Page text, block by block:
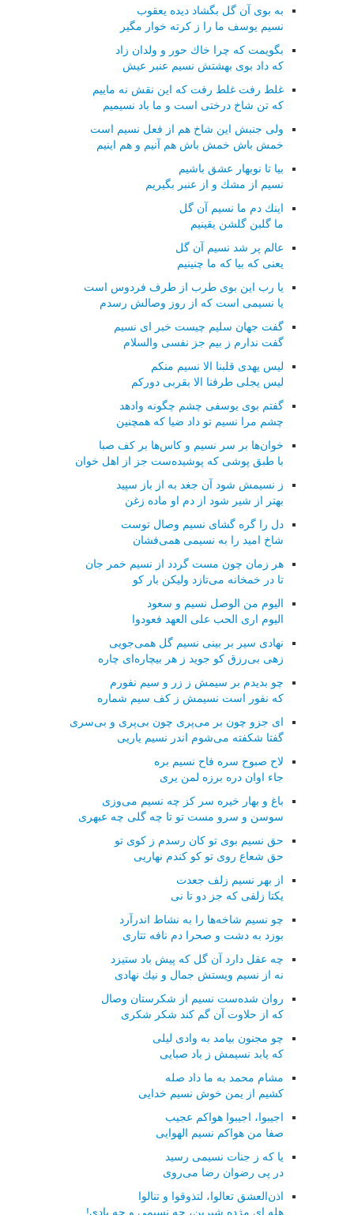
به بوی آن گل بگشاد دیده یعقوب
نسیم یوسف ما را ز كرته خوار مگیر
بگویمت كه چرا خاك حور و ولدان زاد
كه داد بوی بهشتش نسیم عنبر عیش
غلط رفت غلط رفت كه این نقش نه ماییم
كه تن شاخ درختی است و ما باد نسیمیم
ولی جنبش این شاخ هم از فعل نسیم است
خمش باش خمش باش هم آنیم و هم اینیم
بیا تا نوبهار عشق باشیم
نسیم از مشك و از عنبر بگیریم
اینك دم ما نسیم آن گل
ما گلبن گلشن یقینیم
عالم پر شد نسیم آن گل
یعنی كه بیا كه ما چنینیم
یا رب این بوی طرب از طرف فردوس است
یا نسیمی است كه از روز وصالش رسدم
گفت جهان سلیم چیست خبر ای نسیم
گفت ندارم ز بیم جز نفسی والسلام
لیس یهدی قلبنا الا نسیم منكم
لیس یجلی طرفنا الا بقربی دوركم
گفتم بوی یوسفی چشم چگونه وادهد
چشم مرا نسیم تو داد ضیا كه همچنین
خوان‌ها بر سر نسیم و كاس‌ها بر كف صبا
با طبق پوشی كه پوشیده‌ست جز از اهل خوان
ز نسیمش شود آن جغد به از باز سپید
بهتر از شیر شود از دم او ماده زغن
دل را گره گشای نسیم وصال توست
شاخ امید را به نسیمی همی‌فشان
هر زمان چون مست گردد از نسیم خمر جان
تا در خمخانه می‌تازد ولیكن بار كو
الیوم من الوصل نسیم و سعود
الیوم اری الحب علی العهد فعودوا
نهادی سیر بر بینی نسیم گل همی‌جویی
زهی بی‌رزق كو جوید ز هر بیچاره‌ای چاره
چو بدیدم بر سیمش ز زر و سیم نفورم
كه نفور است نسیمش ز كف سیم شماره
ای جزو چون بر می‌پری چون بی‌پری و بی‌سری
گفتا شكفته می‌شوم اندر نسیم یاریی
لاح صبوح سره فاح نسیم بره
جاء اوان دره برزه لمن یری
باغ و بهار خیره سر كز چه نسیم می‌وزی
سوسن و سرو مست تو تا چه گلی چه عبهری
حق نسیم بوی تو كان رسدم ز كوی تو
حق شعاع روی تو كو كندم نهاریی
از بهر نسیم زلف جعدت
یكتا زلفی كه جز دو تا نی
چو نسیم شاخه‌ها را به نشاط اندرآرد
بوزد به دشت و صحرا دم نافه تتاری
چه عقل دارد آن گل كه پیش باد ستیزد
نه از نسیم ویستش جمال و نیك نهادی
روان شده‌ست نسیم از شكرستان وصال
كه از حلاوت آن گم كند شكر شكری
چو مجنون بیامد به وادی لیلی
كه یابد نسیمش ز باد صبایی
مشام محمد به ما داد صله
كشیم از یمن خوش نسیم خدایی
اجیبوا، اجیبوا هواكم عجیب
صفا من هواكم نسیم الهوایی
یا كه ز جنات نسیمی رسید
در پی رضوان رضا می‌روی
اذن‌العشق تعالوا، لتذوقوا و تنالوا
هله ای مژده شیرین، چه نسیمی و چه بادی!